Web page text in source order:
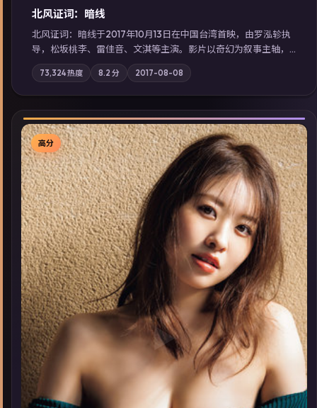
北风证词：暗线
北风证词：暗线于2017年10月13日在中国台湾首映，由罗泓轸执
导，松坂桃李、雷佳音、文淇等主演。影片以奇幻为叙事主轴，
旧案重提，真相与谎言在同一条时间线上交锋；摄影与配乐强化
地域气质；站内亦可通过「国产免费观看高清电视剧在线看」延
展检索同类型高分佳作，畅享高清在线追剧体验。
73,324热度 8.2 分 2017-08-08
▶
高分